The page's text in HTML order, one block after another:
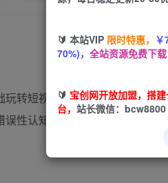
转短视频IP人设。课程系统讲
性认知，易复制、易操作、易
🔰 本站VIP 限时特惠，
70%)， 全站资源免费下载
🔰 宝创网开放加盟，搭
台， 站长微信：